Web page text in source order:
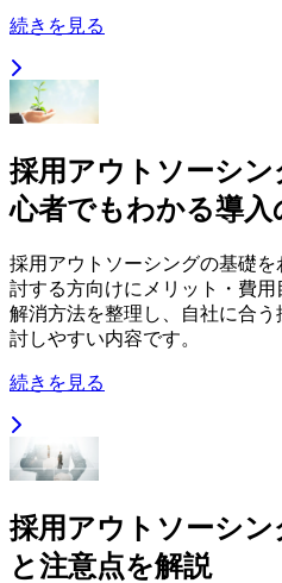
続きを見る
採用アウトソーシン
心者でもわかる導入
採用アウトソーシングの基礎
討する方向けにメリット・費
解消方法を整理し、自社に合
討しやすい内容です。
続きを見る
採用アウトソーシ
と注意点を解説